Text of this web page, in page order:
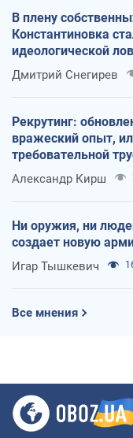
В плену
Константиновка
идеологической
оккупантов
Дмитрий Снегирев
Рекрутинг:
вражеский опыт,
требовательной
Александр Кирш
Ни оружия, ни
создает новую
Игар Тышкевич
Все мнения